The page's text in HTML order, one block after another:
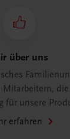
über uns
für unsere
erfahren